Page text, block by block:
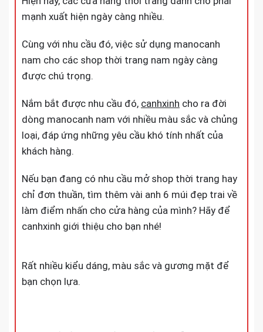
mạnh xuất hiện ngày càng nhiều.
Cùng với nhu cầu đó, việc sử dụng manocanh
nam cho các shop thời trang nam ngày càng
được chú trọng.
Nắm bắt được nhu cầu đó, canhxinh cho ra đời
dòng manocanh nam với nhiều màu sắc và chủng
loại, đáp ứng những yêu cầu khó tính nhất của
khách hàng.
Nếu bạn đang có nhu cầu mở shop thời trang hay
chỉ đơn thuần, tìm thêm vài anh 6 múi đẹp trai về
làm điểm nhấn cho cửa hàng của mình? Hãy để
canhxinh giới thiệu cho bạn nhé!
Rất nhiều kiểu dáng, màu sắc và gương mặt để
bạn chọn lựa.